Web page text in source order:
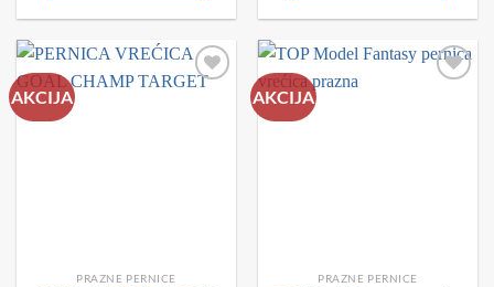
AKCIJA
PRAZNE PERNICE
AKCIJA
PRAZNE PERNICE